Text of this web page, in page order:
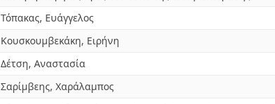
Τόπακας, Ευάγγελος
Κουσκουμβεκάκη, Ειρήνη
Δέτση, Αναστασία
Σαρίμβεης, Χαράλαμπος